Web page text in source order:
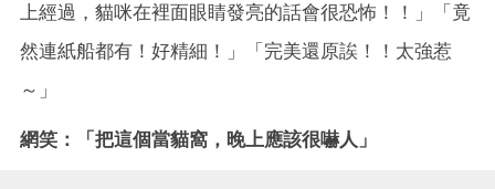
上經過，貓咪在裡面眼睛發亮的話會很恐怖！！」「竟
然連紙船都有！好精細！」「完美還原誒！！太強惹
～」
網笑：「把這個當貓窩，晚上應該很嚇人」